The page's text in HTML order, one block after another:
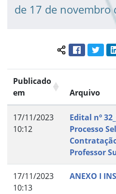
de 17 de novembro
Compartilhar
Facebook
Publicado
em
Arquivo
17/11/2023
10:12
Edital nº
Processo
Professor
17/11/2023
10:13
ANEXO I